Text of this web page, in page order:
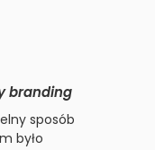
branding
sposób
było